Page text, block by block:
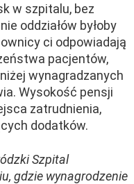
w szpitalu, bez
oddziałów byłoby
ci odpowiadają
pacjentów,
wynagradzanych
Wysokość pensji
zatrudnienia,
dodatków.
Szpital
gdzie wynagrodzenie